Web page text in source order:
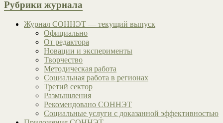
Рубрики журнала
Журнал СОННЭТ — текущий выпуск
Официально
От редактора
Новации и эксперименты
Творчество
Методическая работа
Социальная работа в регионах
Третий сектор
Размышления
Рекомендовано СОННЭТ
Социальные услуги с доказанной эффективностью